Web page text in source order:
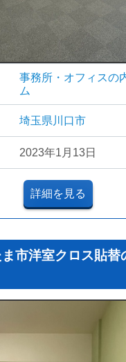
事務所・オフィスの
ム
埼玉県川口市
2023年1月13日
詳細を見る
市洋室クロス貼替